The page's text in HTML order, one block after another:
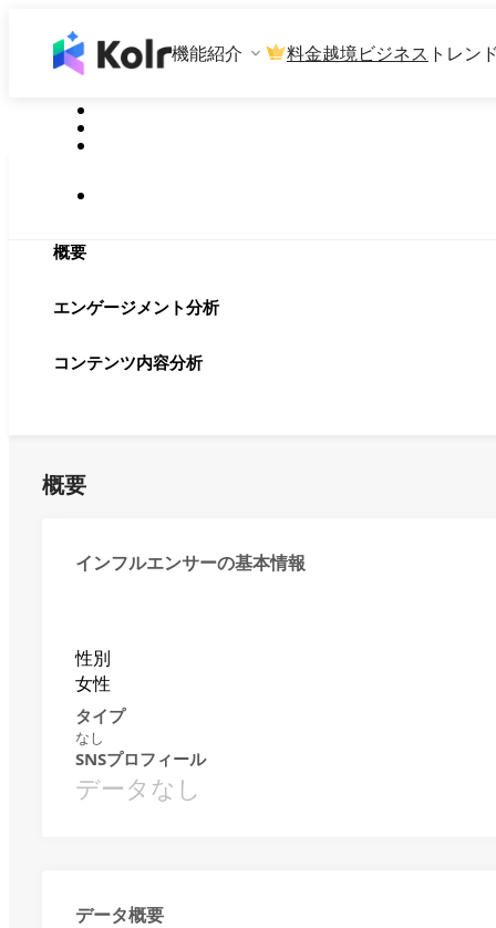
機能紹介 料金越境ビジネス トレン
概要
エンゲージメント分析
コンテンツ内容分析
概要
インフルエンサーの基本情報
性別
女性
タイプ
なし
SNSプロフィール
データなし
データ概要